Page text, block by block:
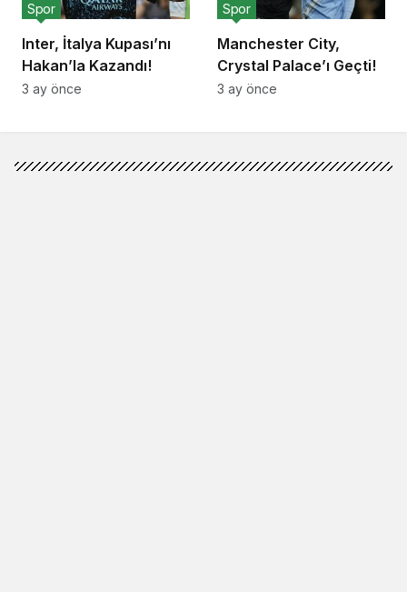
Inter, İtalya Kupası’nı
Hakan’la Kazandı!
Spor
3 ay önce
Manchester City,
Crystal Palace’ı Geçti!
Spor
3 ay önce